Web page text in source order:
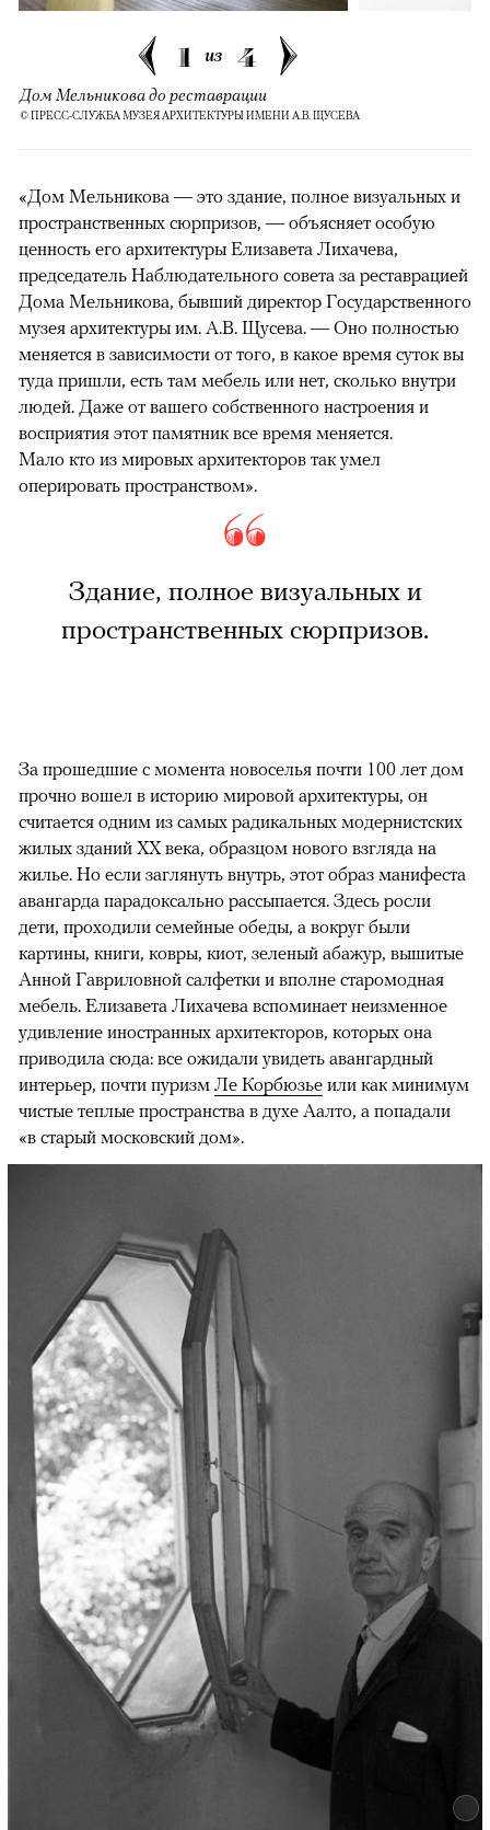
1 из 4
Дом Мельникова до реставрации
© ПРЕСС-СЛУЖБА МУЗЕЯ АРХИТЕКТУРЫ ИМЕНИ А.В. ЩУСЕВА
«Дом Мельникова — это здание, полное визуальных и
пространственных сюрпризов, — объясняет особую
ценность его архитектуры Елизавета Лихачева,
председатель Наблюдательного совета за реставрацией
Дома Мельникова, бывший директор Государственного
музея архитектуры им. А.В. Щусева. — Оно полностью
меняется в зависимости от того, в какое время суток вы
туда пришли, есть там мебель или нет, сколько внутри
людей. Даже от вашего собственного настроения и
восприятия этот памятник все время меняется.
Мало кто из мировых архитекторов так умел
оперировать пространством».
Здание, полное визуальных и
пространственных сюрпризов.
За прошедшие с момента новоселья почти 100 лет дом
прочно вошел в историю мировой архитектуры, он
считается одним из самых радикальных модернистских
жилых зданий XX века, образцом нового взгляда на
жилье. Но если заглянуть внутрь, этот образ манифеста
авангарда парадоксально рассыпается. Здесь росли
дети, проходили семейные обеды, а вокруг были
картины, книги, ковры, киот, зеленый абажур, вышитые
Анной Гавриловной салфетки и вполне старомодная
мебель. Елизавета Лихачева вспоминает неизменное
удивление иностранных архитекторов, которых она
приводила сюда: все ожидали увидеть авангардный
интерьер, почти пуризм Ле Корбюзье или как минимум
чистые теплые пространства в духе Аалто, а попадали
«в старый московский дом».